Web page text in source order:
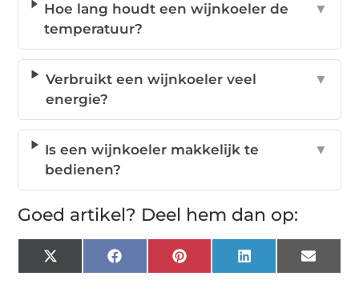
Hoe lang houdt een wijnkoeler de
temperatuur?
▼
Verbruikt een wijnkoeler veel
energie?
▼
Is een wijnkoeler makkelijk te
bedienen?
▼
Goed artikel? Deel hem dan op:
X
(Twitter)
FacebookPinterestLinkedInEmail